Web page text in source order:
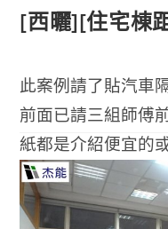
[西曬][住宅棟
此案例請了貼汽車
前面已請三組師傅
紙都是介紹便宜的
環境來判斷推薦適
(閱讀全文…)